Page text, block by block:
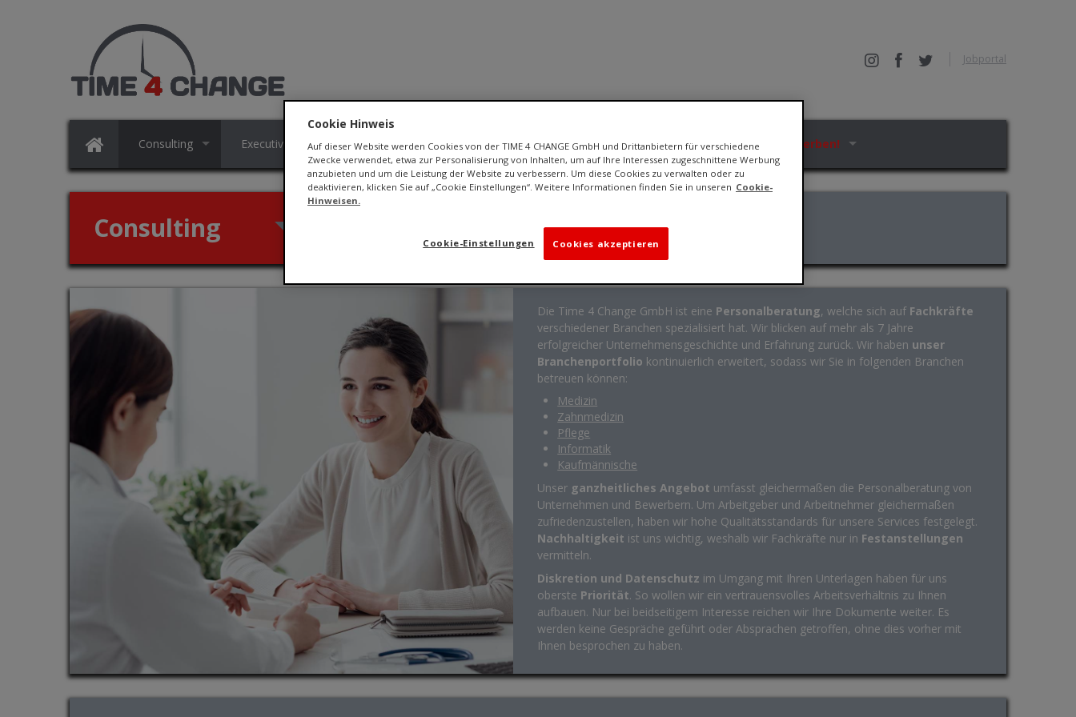
Jobportal
Consulting Executive Search Karriere Coaching Wir über uns Kontakt Jetzt bewerben!
Consulting
Die Time 4 Change GmbH ist eine Personalberatung, welche sich auf Fachkräfte
verschiedener Branchen spezialisiert hat. Wir blicken auf mehr als 7 Jahre
erfolgreicher Unternehmensgeschichte und Erfahrung zurück. Wir haben unser
Branchenportfolio kontinuierlich erweitert, sodass wir Sie in folgenden Branchen
betreuen können:
Medizin
Zahnmedizin
Pflege
Informatik
Kaufmännische
Unser ganzheitliches Angebot umfasst gleichermaßen die Personalberatung von
Unternehmen und Bewerbern. Um Arbeitgeber und Arbeitnehmer gleichermaßen
zufriedenzustellen, haben wir hohe Qualitätsstandards für unsere Services festgelegt.
Nachhaltigkeit ist uns wichtig, weshalb wir Fachkräfte nur in Festanstellungen
vermitteln.
Diskretion und Datenschutz im Umgang mit Ihren Unterlagen haben für uns
oberste Priorität. So wollen wir ein vertrauensvolles Arbeitsverhältnis zu Ihnen
aufbauen. Nur bei beidseitigem Interesse reichen wir Ihre Dokumente weiter. Es
werden keine Gespräche geführt oder Absprachen getroffen, ohne dies vorher mit
Ihnen besprochen zu haben.
Cookie Hinweis
Auf dieser Website werden Cookies von der TIME 4 CHANGE GmbH und Drittanbietern für verschiedene
Zwecke verwendet, etwa zur Personalisierung von Inhalten, um auf Ihre Interessen zugeschnittene Werbung
anzubieten und um die Leistung der Website zu verbessern. Um diese Cookies zu verwalten oder zu
deaktivieren, klicken Sie auf „Cookie Einstellungen“. Weitere Informationen finden Sie in unseren Cookie-
Hinweisen.
Cookies akzeptieren
Cookie-Einstellungen